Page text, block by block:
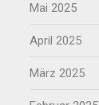
Mai 2025
April 2025
März 2025